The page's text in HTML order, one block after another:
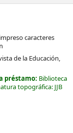
impreso caracteres
de la Educación,
préstamo: Biblioteca
topográfica: JJB